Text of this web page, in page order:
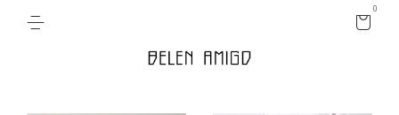
0